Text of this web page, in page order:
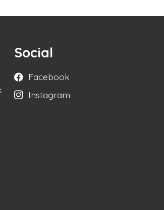
Social
Facebook
Instagram